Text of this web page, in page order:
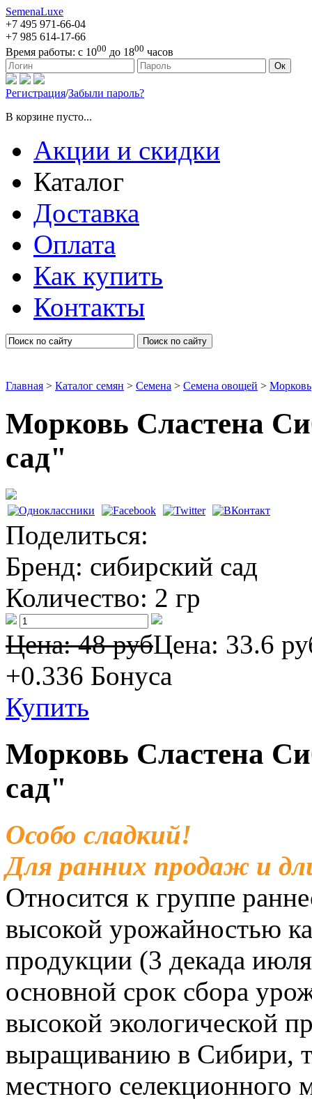
SemenaLuxe
+7 495 971-66-04
+7 985 614-17-66
Время работы: с 1000 до 1800 часов
127473, г. Москва, ул. Краснопролетарская, д. 16, стр. 1 Ок
Регистрация/Забыли пароль?
В корзине пусто...
Акции и скидки
Каталог
Доставка
Оплата
Как купить
Контакты
Поиск по сайту
Главная > Каталог семян > Семена > Семена овощей > Морковь
Морковь Сластена
сад"
Морковь
Поделиться:
Бренд: сибирский сад
Количество: 2 гр
Цена: 48 рубЦена: 33.6
+0.336 Бонуса
Купить
Морковь Сластена
сад"
Особо сладкий!
Для ранних продаж и
Относится к группе
высокой урожайностью
продукции (3 декада
основной срок сбора
высокой экологической
выращиванию в Сибири,
местного селекционного